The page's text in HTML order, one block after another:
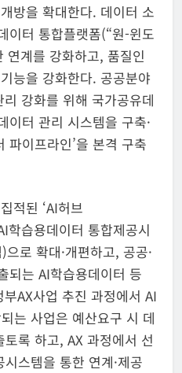
방을 확대한다. 데이터 소
이터 통합플랫폼(“원-윈도
연계를 강화하고, 품질인
능을 강화한다. 공공분야
강화를 위해 국가공유데
이터 관리 시스템을 구축·
파이프라인’을 본격 구축
적된 ‘AI허브
습용데이터 통합제공시
로 확대·개편하고, 공공·
되는 AI학습용데이터 등
AX사업 추진 과정에서 AI
는 사업은 예산요구 시 데
록 하고, AX 과정에서 선
스템을 통한 연계·제공